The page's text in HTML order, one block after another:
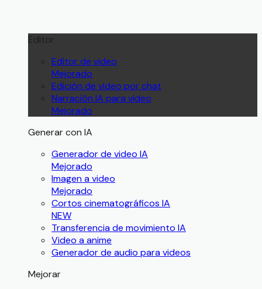
Editor
Editor de video
Mejorado
Edición de video por chat
Narración IA para video
Mejorado
Generar con IA
Generador de video IA
Mejorado
Imagen a video
Mejorado
Cortos cinematográficos IA
NEW
Transferencia de movimiento IA
Video a anime
Generador de audio para videos
Mejorar